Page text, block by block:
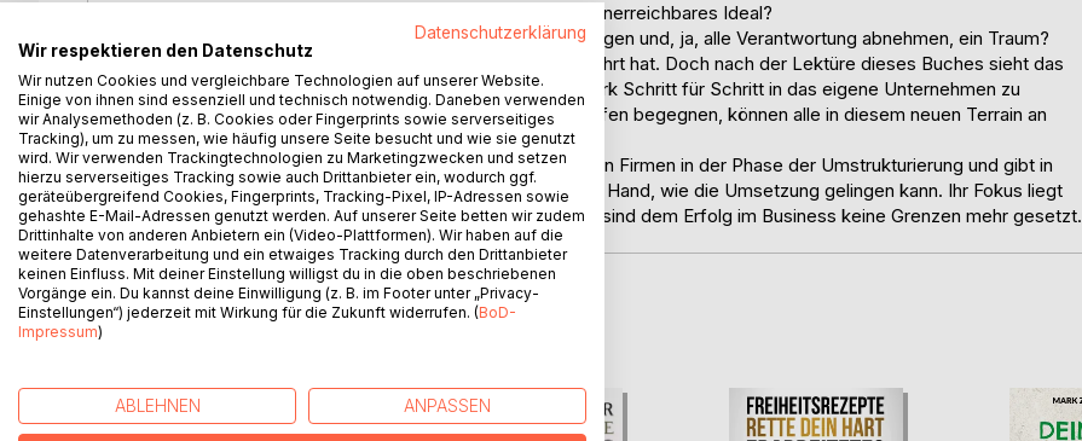
Glückliche Mitarbeiter, die gerne zur Arbeit kommen, ein unerreichbares Ideal?
Die sich engagieren und dem Chef sämtliche Entscheidungen und, ja, alle Verantwortung abnehmen, ein Traum?
New Work ist für viele ein Hype, der sich noch nicht bewährt hat. Doch nach der Lektüre dieses Buches sieht das
anders aus. Denn es ist möglich, die Vorteile von New Work Schritt für Schritt in das eigene Unternehmen zu
implementieren. Indem wir den Ängsten der Beteiligten offen begegnen, können alle in diesem neuen Terrain an
Sicherheit gewinnen.
Die Autorin Marie-Thérèse Maeder begleitet seit 25 Jahren Firmen in der Phase der Umstrukturierung und gibt in
diesem Buch den Verantwortlichen einen Leitfaden an die Hand, wie die Umsetzung gelingen kann. Ihr Fokus liegt
auf dem menschlichen Miteinander. Wenn dieses gelingt, sind dem Erfolg im Business keine Grenzen mehr gesetzt.
WEITERE TITEL BEIBoD
Datenschutzerklärung
Wir respektieren den Datenschutz
Wir nutzen Cookies und vergleichbare Technologien auf unserer Website.
Einige von ihnen sind essenziell und technisch notwendig. Daneben verwenden
wir Analysemethoden (z. B. Cookies oder Fingerprints sowie serverseitiges
Tracking), um zu messen, wie häufig unsere Seite besucht und wie sie genutzt
wird. Wir verwenden Trackingtechnologien zu Marketingzwecken und setzen
hierzu serverseitiges Tracking sowie auch Drittanbieter ein, wodurch ggf.
geräteübergreifend Cookies, Fingerprints, Tracking-Pixel, IP-Adressen sowie
gehashte E-Mail-Adressen genutzt werden. Auf unserer Seite betten wir zudem
Drittinhalte von anderen Anbietern ein (Video-Plattformen). Wir haben auf die
weitere Datenverarbeitung und ein etwaiges Tracking durch den Drittanbieter
keinen Einfluss. Mit deiner Einstellung willigst du in die oben beschriebenen
Vorgänge ein. Du kannst deine Einwilligung (z. B. im Footer unter „Privacy-
Einstellungen“) jederzeit mit Wirkung für die Zukunft widerrufen. (BoD-
Impressum)
ABLEHNEN ANPASSEN